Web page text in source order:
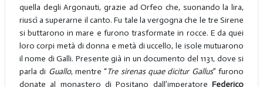
quella degli Argonauti, grazie ad Orfeo che, suonando la lira,
riuscì a superarne il canto. Fu tale la vergogna che le tre Sirene
si buttarono in mare e furono trasformate in rocce. E da quei
loro corpi metà di donna e metà di uccello, le isole mutuarono
il nome di Galli. Presente già in un documento del 1131, dove si
parla di Guallo, mentre “Tre sirenas quae dicitur Gallus” furono
donate al monastero di Positano dall’imperatoreFederico